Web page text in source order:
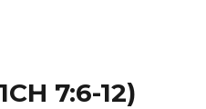
7:6-12)